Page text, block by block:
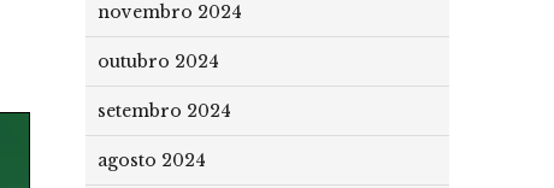
novembro 2024
outubro 2024
setembro 2024
agosto 2024